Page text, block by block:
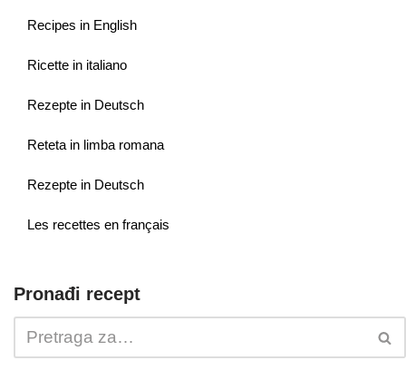
Recipes in English
Ricette in italiano
Rezepte in Deutsch
Reteta in limba romana
Rezepte in Deutsch
Les recettes en français
Pronađi recept